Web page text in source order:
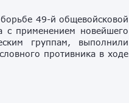
49-й общевойсковой
с применением новейшего
группам, выполнили
противника в ходе